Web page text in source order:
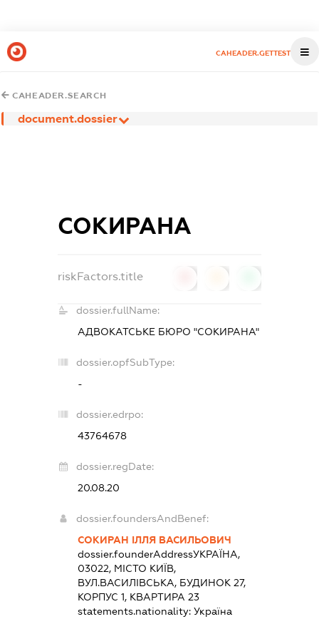
CAHEADER.GETTEST
CAHEADER.SEARCH
document.dossier
СОКИРАНА
riskFactors.title
dossier.fullName:
АДВОКАТСЬКЕ БЮРО "СОКИРАНА"
dossier.opfSubType:
-
dossier.edrpo:
43764678
dossier.regDate:
20.08.20
dossier.foundersAndBenef:
СОКИРАН ІЛЛЯ ВАСИЛЬОВИЧ
dossier.founderAddressУКРАЇНА,
03022, МІСТО КИЇВ,
ВУЛ.ВАСИЛІВСЬКА, БУДИНОК 27,
КОРПУС 1, КВАРТИРА 23
statements.nationality:Україна